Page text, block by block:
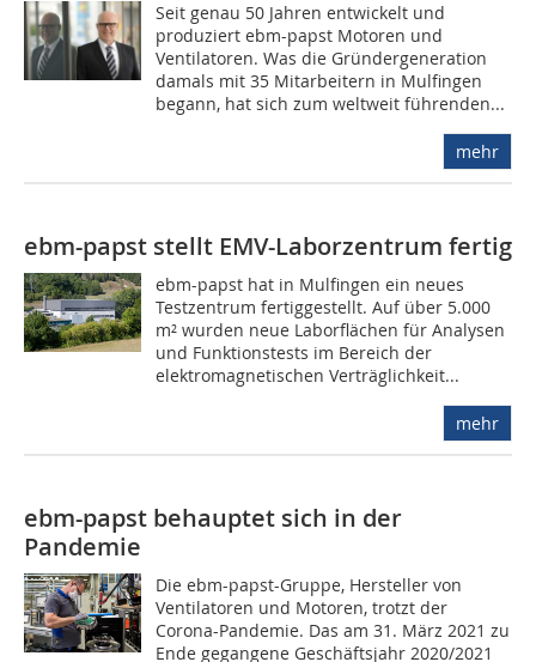
Seit genau 50 Jahren entwickelt und
produziert ebm-papst Motoren und
Ventilatoren. Was die Gründergeneration
damals mit 35 Mitarbeitern in Mulfingen
begann, hat sich zum weltweit führenden...
mehr
ebm-papst stellt EMV-Laborzentrum fertig
ebm-papst hat in Mulfingen ein neues
Testzentrum fertiggestellt. Auf über 5.000
m² wurden neue Laborflächen für Analysen
und Funktionstests im Bereich der
elektromagnetischen Verträglichkeit...
mehr
ebm-papst behauptet sich in der
Pandemie
Die ebm-papst-Gruppe, Hersteller von
Ventilatoren und Motoren, trotzt der
Corona-Pandemie. Das am 31. März 2021 zu
Ende gegangene Geschäftsjahr 2020/2021